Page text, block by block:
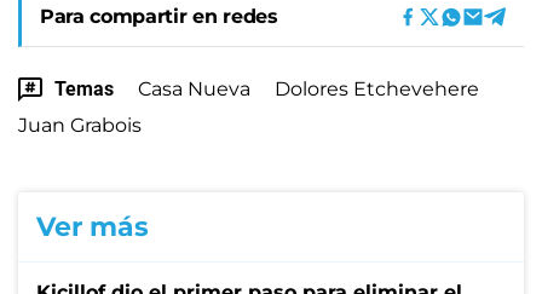
Para compartir en redes
Temas Casa Nueva
Dolores Etchevehere
Juan Grabois
Ver más